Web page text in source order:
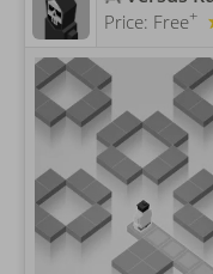
Price: Free+